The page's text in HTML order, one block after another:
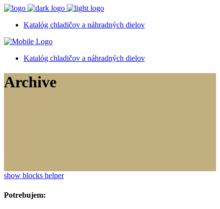
Katalóg chladičov a náhradných dielov
Katalóg chladičov a náhradných dielov
Archive
show blocks helper
Potrebujem: